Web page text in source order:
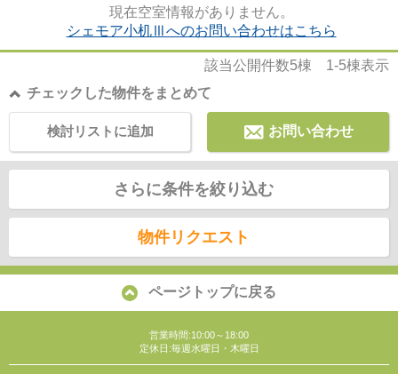
現在空室情報がありません。
シェモア小机Ⅲへのお問い合わせはこちら
該当公開件数5棟 1-5棟表示
チェックした物件をまとめて
お問い合わせ
検討リストに追加
さらに条件を絞り込む
物件リクエスト
ページトップに戻る
営業時間:10:00～18:00
定休日:毎週水曜日・木曜日